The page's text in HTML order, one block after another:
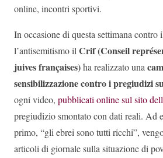
online, incontri sportivi.
In occasione di questa settimana contro
l’antisemitismo ilCrif (Conseil
juives françaises)ha realizzato una
sensibilizzazione contro i pregiudizi
ogni video, pubblicati online sul sito
pregiudizio smontato con dati reali. Ad
primo, “gli ebrei sono tutti ricchi”,
articoli di giornale sulla situazione di